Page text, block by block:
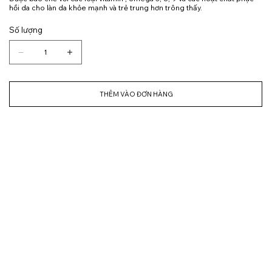
hồi da cho làn da khỏe mạnh và trẻ trung hơn trông thấy.
Số lượng
THÊM VÀO ĐƠN HÀNG